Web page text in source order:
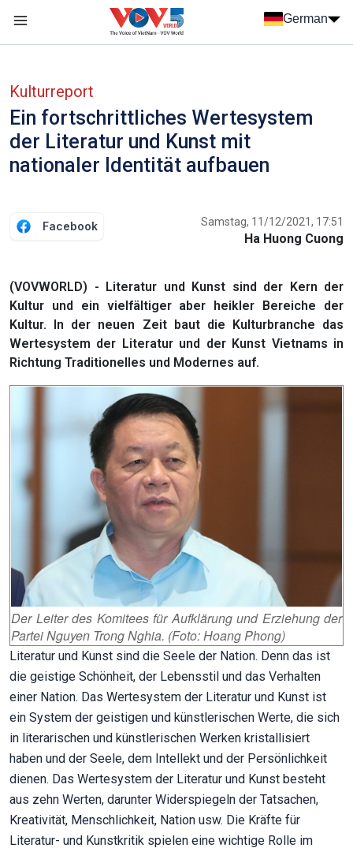
German
Kulturreport
Ein fortschrittliches Wertesystem
der Literatur und Kunst mit
nationaler Identität aufbauen
Facebook Samstag, 11/12/2021, 17:51
Ha Huong Cuong
(VOVWORLD) - Literatur und Kunst sind der Kern der
Kultur und ein vielfältiger aber heikler Bereiche der
Kultur. In der neuen Zeit baut die Kulturbranche das
Wertesystem der Literatur und der Kunst Vietnams in
Richtung Traditionelles und Modernes auf.
Der Leiter des Komitees für Aufklärung und Erziehung der
Partei Nguyen Trong Nghia. (Foto: Hoang Phong)
Literatur und Kunst sind die Seele der Nation. Denn das ist
die geistige Schönheit, der Lebensstil und das Verhalten
einer Nation. Das Wertesystem der Literatur und Kunst ist
ein System der geistigen und künstlerischen Werte, die sich
in literarischen und künstlerischen Werken kristallisiert
haben und der Seele, dem Intellekt und der Persönlichkeit
dienen. Das Wertesystem der Literatur und Kunst besteht
aus zehn Werten, darunter Widerspiegeln der Tatsachen,
Kreativität, Menschlichkeit, Nation usw. Die Kräfte für
Literatur- und Kunstkritik spielen eine wichtige Rolle im